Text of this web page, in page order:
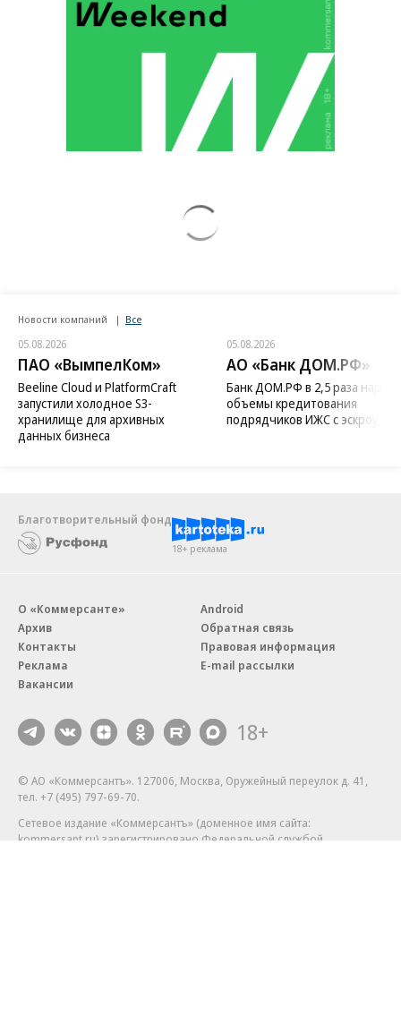
Новости компаний Все
05.08.2026
ПАО «ВымпелКом»
Beeline Cloud и PlatformCraft
запустили холодное S3-
хранилище для архивных
данных бизнеса
05.08.2026
АО «Банк ДОМ.РФ»
Банк ДОМ.РФ в 2,5 раза
объемы кредитования
подрядчиков ИЖС с эскроу
Благотворительный фонд
18+ реклама
О «Коммерсанте»
Архив
Контакты
Реклама
Вакансии
Android
Обратная связь
Правовая информация
E-mail рассылки
18+
© АО «Коммерсантъ». 127006, Москва, Оружейный переулок д. 41,
тел. +7 (495) 797-69-70.
Сетевое издание «Коммерсантъ» (доменное имя сайта:
kommersant.ru) зарегистрировано Федеральной службой